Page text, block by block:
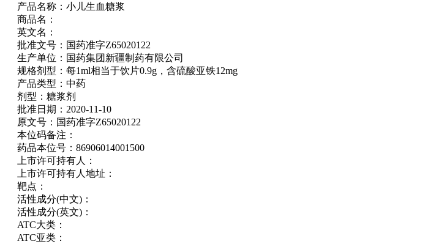
产品名称： 小儿生血糖浆
商品名：
英文名：
批准文号： 国药准字Z65020122
生产单位： 国药集团新疆制药有限公司
规格剂型： 每1ml相当于饮片0.9g，含硫酸亚铁12mg
产品类型： 中药
剂型： 糖浆剂
批准日期： 2020-11-10
原文号： 国药准字Z65020122
本位码备注：
药品本位号： 86906014001500
上市许可持有人：
上市许可持有人地址：
靶点：
活性成分(中文)：
活性成分(英文)：
ATC大类：
ATC亚类：